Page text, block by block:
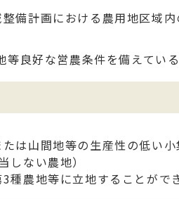
備計画における農用地区域内
良好な営農条件を備えてい
は山間地等の生産性の低い
しない農地）
種農地等に立地することがで